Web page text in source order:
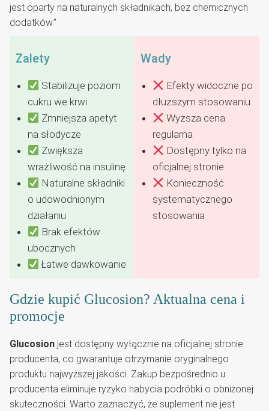
jest oparty na naturalnych składnikach, bez chemicznych
dodatków.”
Zalety
Stabilizuje poziom
cukru we krwi
Zmniejsza apetyt
na słodycze
Zwiększa
wrażliwość na insulinę
Naturalne składniki
o udowodnionym
działaniu
Brak efektów
ubocznych
Łatwe dawkowanie
Wady
Efekty widoczne po
dłuższym stosowaniu
Wyższa cena
regularna
Dostępny tylko na
oficjalnej stronie
Konieczność
systematycznego
stosowania
Gdzie kupić Glucosion? Aktualna cena i
promocje
Glucosion jest dostępny wyłącznie na oficjalnej stronie
producenta, co gwarantuje otrzymanie oryginalnego
produktu najwyższej jakości. Zakup bezpośrednio u
producenta eliminuje ryzyko nabycia podróbki o obniżonej
skuteczności. Warto zaznaczyć, że suplement nie jest